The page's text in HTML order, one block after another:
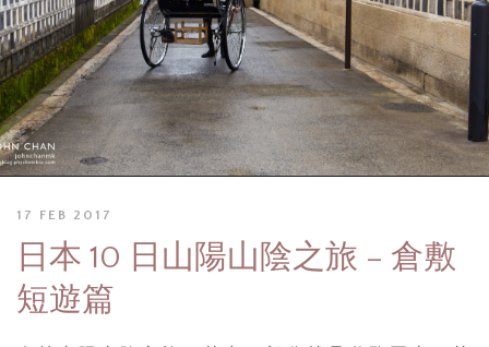
17 FEB 2017
日本 10 日山陽山陰之旅 – 倉敷
短遊篇